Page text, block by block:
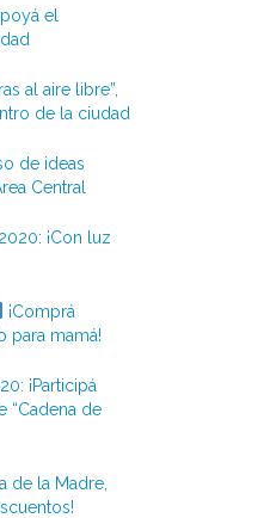
el
al aire libre”,
de la ciudad
de ideas
Central
¡Con luz
¡Comprá
para mamá!
¡Participá
“Cadena de
de la Madre,